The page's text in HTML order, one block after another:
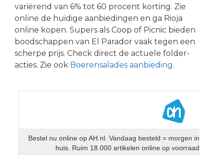
variërend van 6% tot 60 procent korting. Zie
online de huidige aanbiedingen en ga Rioja
online kopen. Supers als Coop of Picnic bieden
boodschappen van El Parador vaak tegen een
scherpe prijs. Check direct de actuele folder-
acties. Zie ook Boerensalades aanbieding.
Bestel nu online op AH.nl. Vandaag besteld = morgen in
huis. Ruim 18.000 artikelen online op voorraad